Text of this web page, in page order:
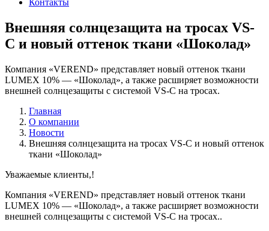
Контакты
Внешняя солнцезащита на тросах VS-
C и новый оттенок ткани «Шоколад»
Компания «VEREND» представляет новый оттенок ткани
LUMEX 10% — «Шоколад», а также расширяет возможности
внешней солнцезащиты с системой VS-C на тросах.
Главная
О компании
Новости
Внешняя солнцезащита на тросах VS-C и новый оттенок
ткани «Шоколад»
Уважаемые клиенты,!
Компания «VEREND» представляет новый оттенок ткани
LUMEX 10% — «Шоколад», а также расширяет возможности
внешней солнцезащиты с системой VS-C на тросах..